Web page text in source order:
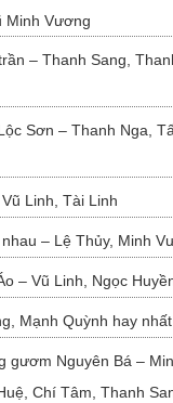
Minh Vương
– Thanh Sang,
Sơn – Thanh Nga,
Linh, Tài Linh
– Lệ Thủy, Minh
– Vũ Linh, Ngọc
Mạnh Quỳnh hay nhất
gươm Nguyên Bá –
Chí Tâm, Thanh